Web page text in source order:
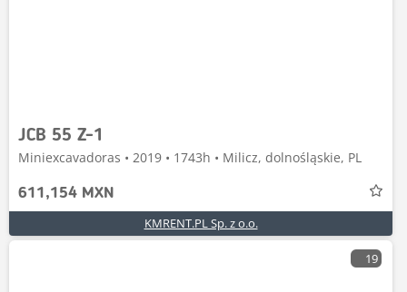
JCB 55 Z-1
Miniexcavadoras • 2019 • 1743h • Milicz, dolnośląskie, PL
611,154 MXN
KMRENT.PL Sp. z o.o.
19